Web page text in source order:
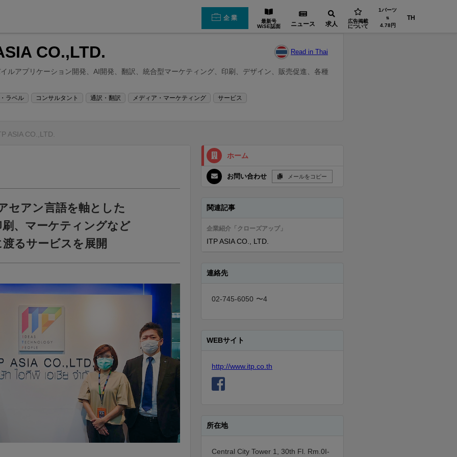
企業
最新号
WiSE誌面
ニュース 求人
広告掲載
について
1バーツ
⇅
4.78円
TH
CO.,LTD. Read in Thai
ルアプリケーション開発、AI開発、翻訳、統合型マーケティング、印刷、デザイン、販売促進、各種
ラベル コンサルタント 通訳・翻訳 メディア・マーケティング サービス
ASIA CO.,LTD.
セアン言語を軸とした
、マーケティングなど
るサービスを展開
ホーム
お問い合わせ メールをコピー
関連記事
企業紹介「クローズアップ」
ITP ASIA CO., LTD.
連絡先
02-745-6050 〜4
WEBサイト
http://www.itp.co.th
所在地
Central City Tower 1, 30th Fl. Rm.0I-